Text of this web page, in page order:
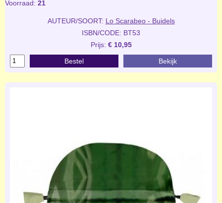
Voorraad: 21
AUTEUR/SOORT: Lo Scarabeo - Buidels
ISBN/CODE: BT53
Prijs: € 10,95
Bestel Bekijk